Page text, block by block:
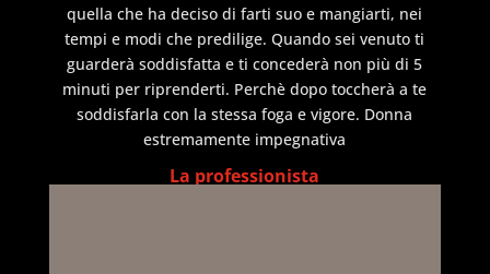
quella che ha deciso di farti suo e mangiarti, nei
tempi e modi che predilige. Quando sei venuto ti
guarderà soddisfatta e ti concederà non più di 5
minuti per riprenderti. Perchè dopo toccherà a te
soddisfarla con la stessa foga e vigore. Donna
estremamente impegnativa
La professionista